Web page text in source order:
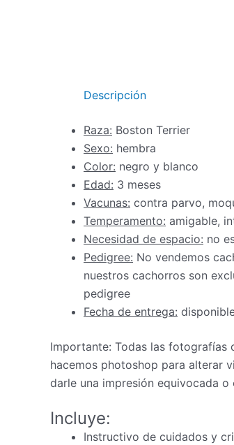
Descripción
Raza: Boston Terrier
Sexo: hembra
Color: negro y blanco
Edad: 3 meses
Vacunas: contra parvo,
Temperamento: amigable,
Necesidad de espacio: no
Pedigree: No vendemos
nuestros cachorros son
pedigree
Fecha de entrega:
Importante: Todas las fotografías
hacemos photoshop para alterar
darle una impresión equivocada o
Incluye:
Instructivo de cuidados y